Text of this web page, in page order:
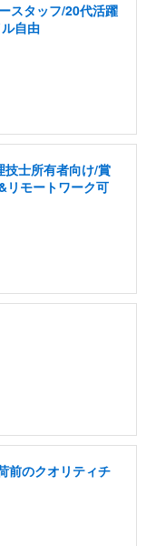
スタッフ/20代活躍
自由
技士所有者向け/賞
リモートワーク可
前のクオリティチ